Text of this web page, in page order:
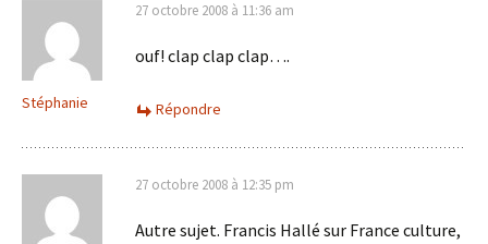
Stéphanie
27 octobre 2008 à 11:36 am
ouf! clap clap clap….
Répondre
27 octobre 2008 à 12:35 pm
Autre sujet. Francis Hallé sur France culture,